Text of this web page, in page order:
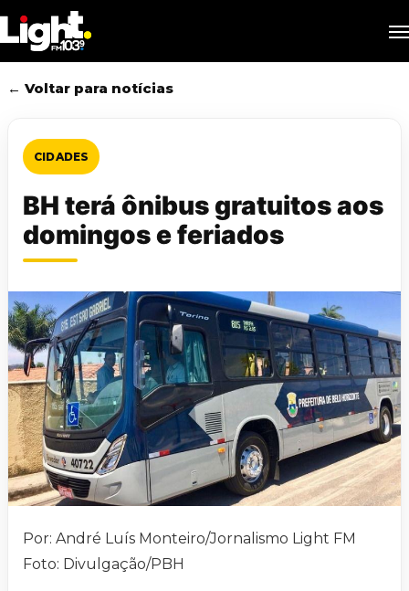
to
main
content
← Voltar para notícias
CIDADES
BH terá ônibus gratuitos aos
domingos e feriados
Por: André Luís Monteiro/Jornalismo Light FM
Foto: Divulgação/PBH